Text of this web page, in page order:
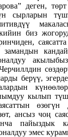
деген,
сырларын
биз
замандын
берүү,
кылып
өзөгүн
ансыз чоң
пайыздык
эмес